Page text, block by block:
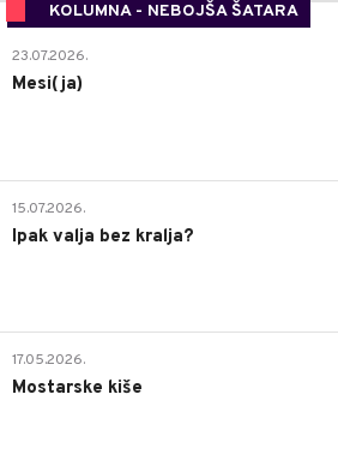
KOLUMNA - NEBOJŠA ŠATARA
23.07.2026.
Mesi(ja)
15.07.2026.
Ipak valja bez kralja?
17.05.2026.
Mostarske kiše